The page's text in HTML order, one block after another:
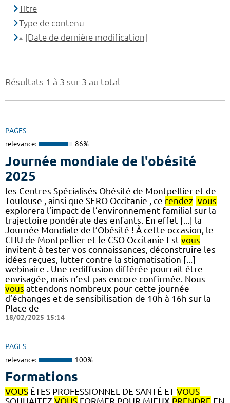
Résultats 1 à 3 sur 3 au total
PAGES
relevance: 86%
Journée mondiale de l'obésité
2025
les Centres Spécialisés Obésité de Montpellier et de
Toulouse , ainsi que SERO Occitanie , ce rendez- vous
explorera l’impact de l’environnement familial sur la
trajectoire pondérale des enfants. En effet [...] la
Journée Mondiale de l’Obésité ! À cette occasion, le
CHU de Montpellier et le CSO Occitanie Est vous
invitent à tester vos connaissances, déconstruire les
idées reçues, lutter contre la stigmatisation [...]
webinaire . Une rediffusion différée pourrait être
envisagée, mais n’est pas encore confirmée. Nous
vous attendons nombreux pour cette journée
d’échanges et de sensibilisation de 10h à 16h sur la
Place de
18/02/2025 15:14
PAGES
relevance: 100%
Formations
VOUS ÊTES PROFESSIONNEL DE SANTÉ ET VOUS
Titre
Type de contenu
[Date de dernière modification]